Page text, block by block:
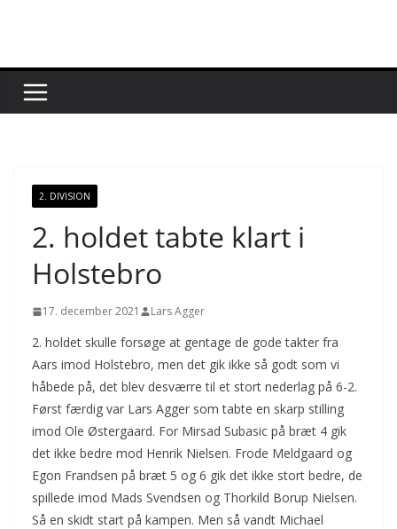
2. DIVISION
2. holdet tabte klart i
Holstebro
17. december 2021 Lars Agger
2. holdet skulle forsøge at gentage de gode takter fra
Aars imod Holstebro, men det gik ikke så godt som vi
håbede på, det blev desværre til et stort nederlag på 6-2.
Først færdig var Lars Agger som tabte en skarp stilling
imod Ole Østergaard. For Mirsad Subasic på bræt 4 gik
det ikke bedre mod Henrik Nielsen. Frode Meldgaard og
Egon Frandsen på bræt 5 og 6 gik det ikke stort bedre, de
spillede imod Mads Svendsen og Thorkild Borup Nielsen.
Så en skidt start på kampen. Men så vandt Michael